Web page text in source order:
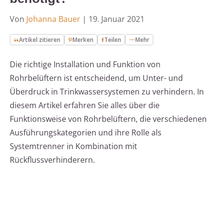
Von Johanna Bauer | 19. Januar 2021
Artikel zitieren Merken Teilen Mehr
Die richtige Installation und Funktion von
Rohrbelüftern ist entscheidend, um Unter- und
Überdruck in Trinkwassersystemen zu verhindern. In
diesem Artikel erfahren Sie alles über die
Funktionsweise von Rohrbelüftern, die verschiedenen
Ausführungskategorien und ihre Rolle als
Systemtrenner in Kombination mit
Rückflussverhinderern.